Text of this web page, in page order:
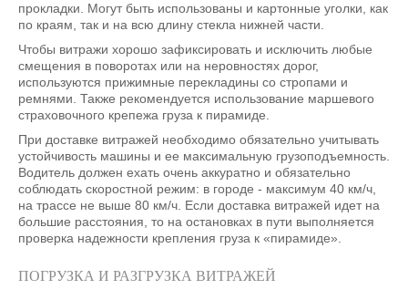
прокладки. Могут быть использованы и картонные уголки, как
по краям, так и на всю длину стекла нижней части.
Чтобы витражи хорошо зафиксировать и исключить любые
смещения в поворотах или на неровностях дорог,
используются прижимные перекладины со стропами и
ремнями. Также рекомендуется использование маршевого
страховочного крепежа груза к пирамиде.
При доставке витражей необходимо обязательно учитывать
устойчивость машины и ее максимальную грузоподъемность.
Водитель должен ехать очень аккуратно и обязательно
соблюдать скоростной режим: в городе - максимум 40 км/ч,
на трассе не выше 80 км/ч. Если доставка витражей идет на
большие расстояния, то на остановках в пути выполняется
проверка надежности крепления груза к «пирамиде».
ПОГРУЗКА И РАЗГРУЗКА ВИТРАЖЕЙ